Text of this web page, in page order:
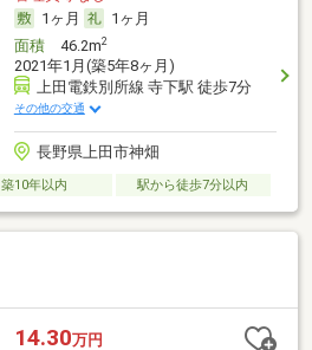
1ヶ月
1ヶ月
面積46.2m2
2021年1月(築5年8ヶ月)
上田電鉄別所線 寺下駅 徒歩7分
その他の交通
長野県上田市神畑
築10年以内 駅から徒歩7分以内
14.30万円